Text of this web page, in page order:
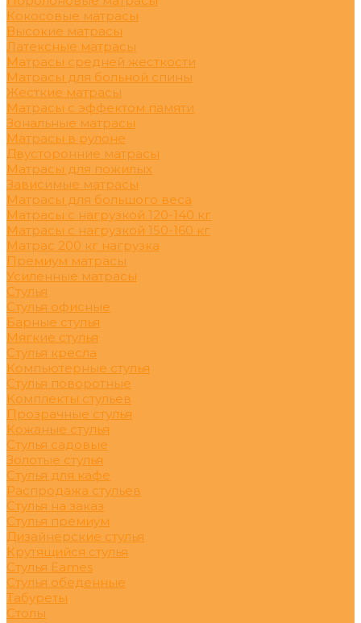
Кокосовые матрасы
Высокие матрасы
Латексные матрасы
Матрасы средней жесткости
Матрасы для больной спины
Жесткие матрасы
Матрасы с эффектом памяти
Зональные матрасы
Матрасы в рулоне
Двусторонние матрасы
Матрасы для пожилых
Зависимые матрасы
Матрасы для большого веса
Матрасы с нагрузкой 120-140 кг
Матрасы с нагрузкой 150-160 кг
Матрас 200 кг нагрузка
Премиум матрасы
Усиленные матрасы
Стулья
Стулья офисные
Барные стулья
Мягкие стулья
Стулья кресла
Компьютерные стулья
Стулья поворотные
Комплекты стульев
Прозрачные стулья
Кожаные стулья
Стулья садовые
Золотые стулья
Стулья для кафе
Распродажа стульев
Стулья на заказ
Стулья премиум
Дизайнерские стулья
Крутящийся стулья
Стулья Eames
Стулья обеденные
Табуреты
Столы